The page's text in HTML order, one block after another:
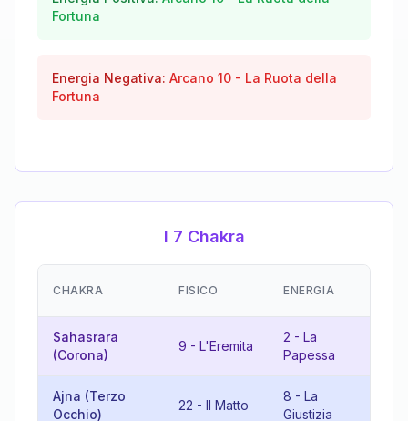
Fortuna
Energia Negativa: Arcano 10 - La Ruota della
Fortuna
I 7 Chakra
CHAKRA FISICO ENERGIA
Sahasrara
(Corona)
9 - L'Eremita
2 - La
Papessa
Ajna (Terzo
Occhio)
22 - Il Matto
8 - La
Giustizia